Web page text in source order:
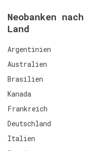
Neobanken nach
Land
Argentinien
Australien
Brasilien
Kanada
Frankreich
Deutschland
Italien